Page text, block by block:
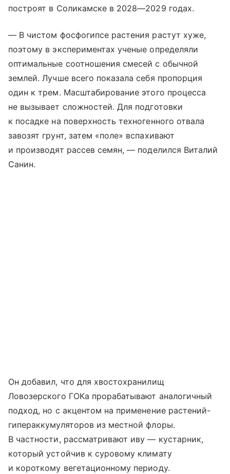
построят в Соликамске в 2028—2029 годах.
— В чистом фосфогипсе растения растут хуже,
поэтому в экспериментах ученые определяли
оптимальные соотношения смесей с обычной
землей. Лучше всего показала себя пропорция
один к трем. Масштабирование этого процесса
не вызывает сложностей. Для подготовки
к посадке на поверхность техногенного отвала
завозят грунт, затем «поле» вспахивают
и производят рассев семян, — поделился Виталий
Санин.
Он добавил, что для хвостохранилищ
Ловозерского ГОКа прорабатывают аналогичный
подход, но с акцентом на применение растений-
гипераккумуляторов из местной флоры.
В частности, рассматривают иву — кустарник,
который устойчив к суровому климату
и короткому вегетационному периоду.